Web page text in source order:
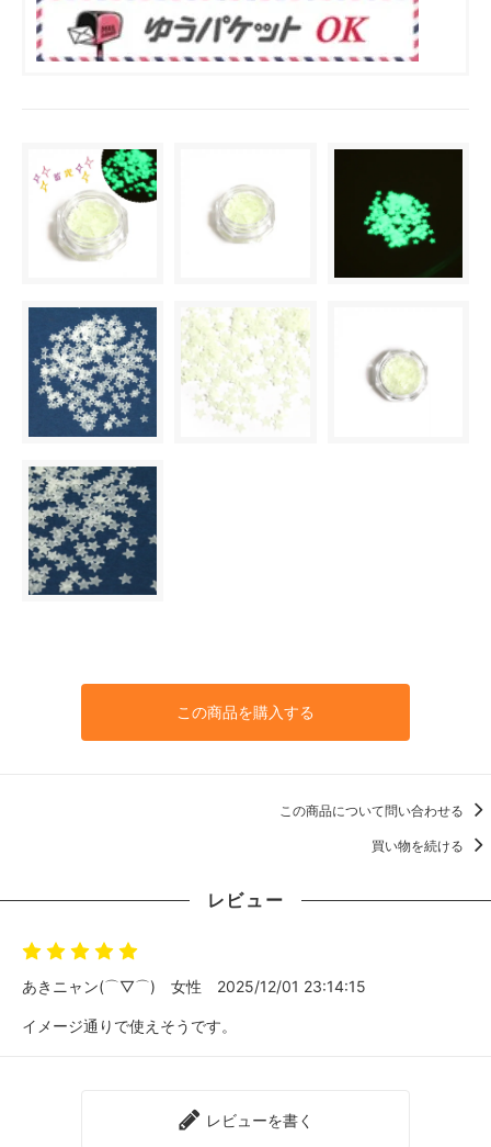
この商品を購入する
この商品について問い合わせる
買い物を続ける
レビュー
あきニャン(⌒▽⌒) 女性 2025/12/01 23:14:15
イメージ通りで使えそうです。
レビューを書く